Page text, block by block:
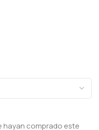
hayan comprado este